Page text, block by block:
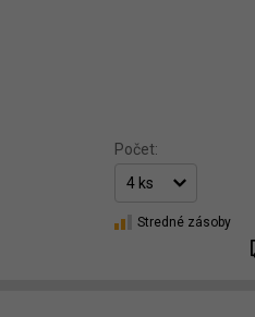
Počet:
Stredné zásoby